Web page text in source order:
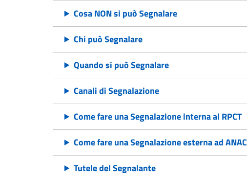
Cosa NON si può Segnalare
Chi può Segnalare
Quando si può Segnalare
Canali di Segnalazione
Come fare una Segnalazione interna al RPCT
Come fare una Segnalazione esterna ad ANAC
Tutele del Segnalante